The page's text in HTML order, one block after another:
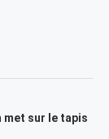
met sur le tapis